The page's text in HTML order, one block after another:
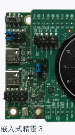
可穿戴設備
遊戲
耳戴式裝置
嵌入式精靈 3